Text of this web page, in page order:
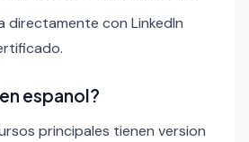
directamente con LinkedIn
espanol?
principales tienen version